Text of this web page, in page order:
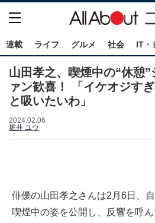
連載 ライフ グルメ 社会 IT・
山田孝之、喫煙中の“休憩
ァン歓喜！ 「イケオジす
と吸いたいわ」
2024.02.06
堀井 ユウ
俳優の山田孝之さんは2月6日、
喫煙中の姿を公開し、反響を呼